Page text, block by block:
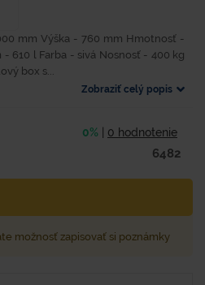
mm Výška - 760 mm Hmotnosť -
610 l Farba - sivá Nosnosť - 400 kg
box s...
Zobraziť celý popis
0% 0 hodnotenie
6482
možnosť zapisovať si poznámky